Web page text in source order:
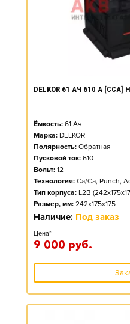
DELKOR 61 АЧ 610 А
Ёмкость: 61 Ач
Марка: DELKOR
Полярность: Обратная
Пусковой ток: 610
Вольт: 12
Технология: Ca/Ca, Punch,
Тип корпуса: L2B
Размер, мм: 242x175x175
Наличие: Под заказ
Цена*
9 000 руб.